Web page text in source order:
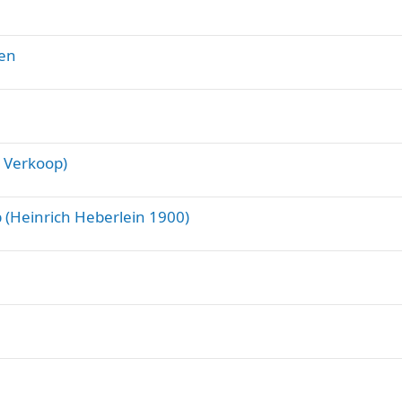
Heberlein 1900)